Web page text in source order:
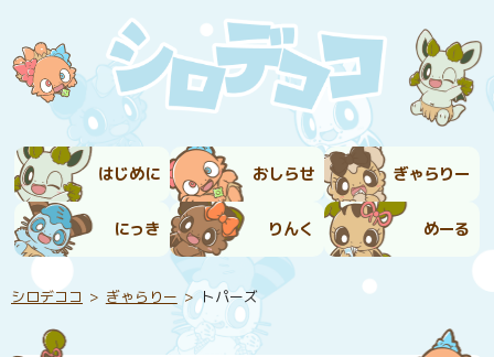
はじめに おしらせ ぎゃらりー
にっき りんく めーる
シロデココ ぎゃらりー トパーズ